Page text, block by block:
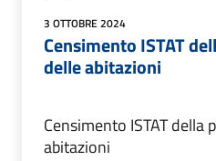
3 OTTOBRE 2024
Censimento ISTAT
delle abitazioni
Censimento ISTAT della
abitazioni